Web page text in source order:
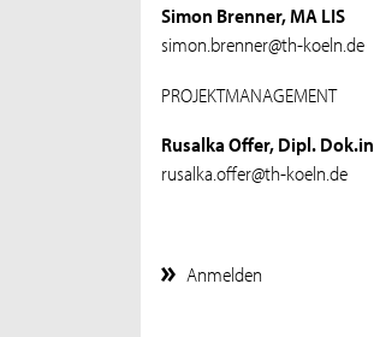
Simon Brenner, MA LIS
simon.brenner@th-koeln.de
PROJEKTMANAGEMENT
Rusalka Offer, Dipl. Dok.in
rusalka.offer@th-koeln.de
Anmelden